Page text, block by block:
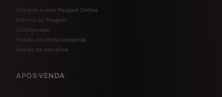
Comprar o meu Peugeot Online
Retoma by Peugeot
Configurador
Pedido de oferta comercial
Pedido de test drive
APÓS-VENDA